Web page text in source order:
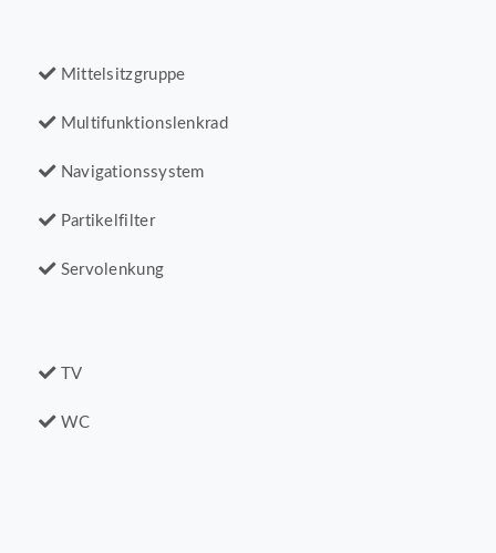
Mittelsitzgruppe
Multifunktionslenkrad
Navigationssystem
Partikelfilter
Servolenkung
TV
WC